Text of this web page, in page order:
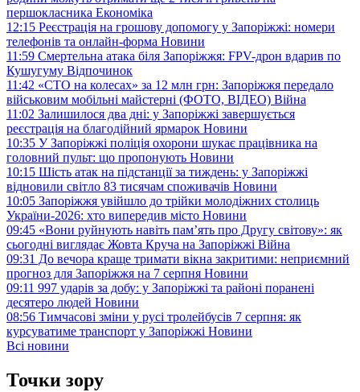
першокласника Економіка
12:15 Реєстрація на грошову допомогу у Запоріжжі: номери
телефонів та онлайн-форма Новини
11:59 Смертельна атака біля Запоріжжя: FPV-дрон вдарив по
Кушугуму Відпочинок
11:42 «СТО на колесах» за 12 млн грн: Запоріжжя передало
військовим мобільні майстерні (ФОТО, ВІДЕО) Війна
11:02 Залишилося два дні: у Запоріжжі завершується
реєстрація на благодійний ярмарок Новини
10:35 У Запоріжжі поліція охорони шукає працівника на
головний пульт: що пропонують Новини
10:15 Шість атак на підстанції за тиждень: у Запоріжжі
відновили світло 83 тисячам споживачів Новини
10:05 Запоріжжя увійшло до трійки молодіжних столиць
України-2026: хто випередив місто Новини
09:45 «Вони руйнують навіть пам’ять про Другу світову»: як
сьогодні виглядає Жовта Круча на Запоріжжі Війна
09:31 До вечора краще тримати вікна закритими: неприємний
прогноз для Запоріжжя на 7 серпня Новини
09:11 997 ударів за добу: у Запоріжжі та районі поранені
десятеро людей Новини
08:56 Тимчасові зміни у русі тролейбусів 7 серпня: як
курсуватиме транспорт у Запоріжжі Новини
Всі новини
Точки зору